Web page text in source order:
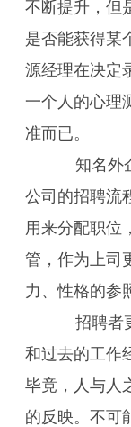
不断提升，但
是否能获得某
源经理在决定
一个人的心理
准而已。
知名外企
公司的招聘流
用来分配职位
管，作为上司
力、性格的参
招聘者更
和过去的工作
毕竟，人与人
的反映。不可